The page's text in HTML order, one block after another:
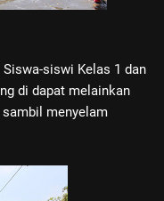
siswi Kelas 1 dan
di dapat melainkan
menyelam